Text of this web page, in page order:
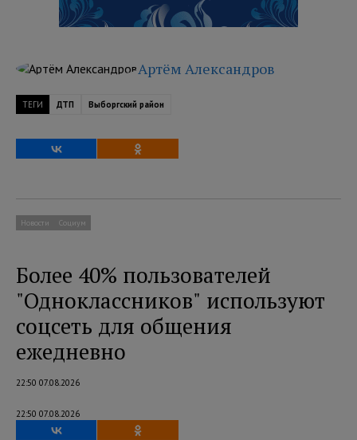
Артём Александров
ТЕГИ ДТП Выборгский район
Новости Социум
Более 40% пользователей
"Одноклассников" используют
соцсеть для общения
ежедневно
22:50 07.08.2026
22:50 07.08.2026